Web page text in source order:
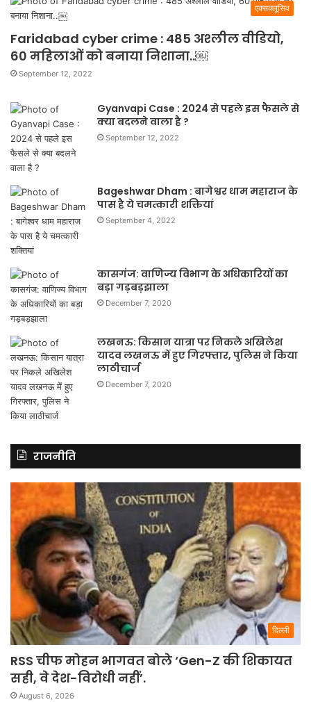
एक्सक्लूसिव
Faridabad cyber crime : 485 अश्लील वीडियो,
60 महिलाओं को बनाया निशाना..￼
September 12, 2022
Gyanvapi Case : 2024 से पहले इस फैसले से
क्या बदलने वाला है ?
September 12, 2022
Bageshwar Dham : बागेश्वर धाम महाराज के
पास है ये चमत्कारी शक्तियां
September 4, 2022
कासगंज: वाणिज्य विभाग के अधिकारियों का
बड़ा गड़बड़झाला
December 7, 2020
लखनऊ: किसान यात्रा पर निकले अखिलेश
यादव लखनऊ में हुए गिरफ्तार, पुलिस ने किया
लाठीचार्ज
December 7, 2020
राजनीति
दिल्ली
RSS चीफ मोहन भागवत बोले ‘Gen-Z की शिकायत
सही, वे देश-विरोधी नहीं’.
August 6, 2026